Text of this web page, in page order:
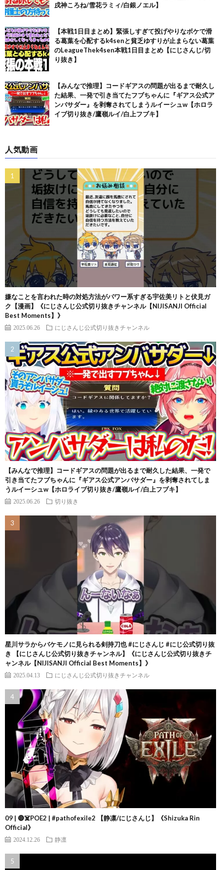
戌神ころね/雪花ラミィ/白銀ノエル】
【本戦1日目まとめ】緊張しすぎて投げやりなボケで滑
る葛葉を心配するk4senと貧乏ゆすりが止まらない葛葉
のLeagueThek4sen本戦1日目まとめ【にじさんじ/切
り抜き】
【みんなで推理】コードギアスの問題が出るまで耐久し
た結果、一発で引き当てたフブちゃんに『ギアス公式ア
ンバサダー』を剥奪されてしまうルイーシュw【ホロラ
イブ切り抜き/鷹嶺ルイ/白上フブキ】
人気動画
嫌なことを言われた時の対処方法がパワー系すぎる宇佐美リトと伏見ガ
ク【漫画】《にじさんじ公式切り抜きチャンネル【NIJISANJI Official
Best Moments】》
2025.06.26 にじさんじ公式切り抜きチャンネル
【みんなで推理】コードギアスの問題が出るまで耐久した結果、一発で
引き当てたフブちゃんに『ギアス公式アンバサダー』を剥奪されてしま
うルイーシュw【ホロライブ切り抜き/鷹嶺ルイ/白上フブキ】
2025.06.26 切り抜き
星川サラからバケモノに見られる剣持刀也 #にじさんじ #にじ公式切り抜
き 【にじさんじ公式切り抜きチャンネル】《にじさんじ公式切り抜きチ
ャンネル【NIJISANJI Official Best Moments】》
2025.04.13 にじさんじ公式切り抜きチャンネル
09 | 🔴☠️POE2 | #pathofexile2 【静凛/にじさんじ】《Shizuka Rin
Official》
2024.12.26 静凛